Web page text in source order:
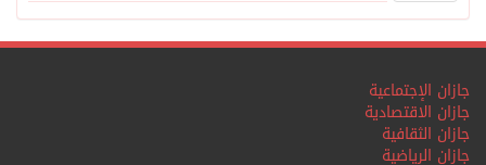
جازان الإجتماعية
جازان الاقتصادية
جازان الثقافية
جازان الرياضية